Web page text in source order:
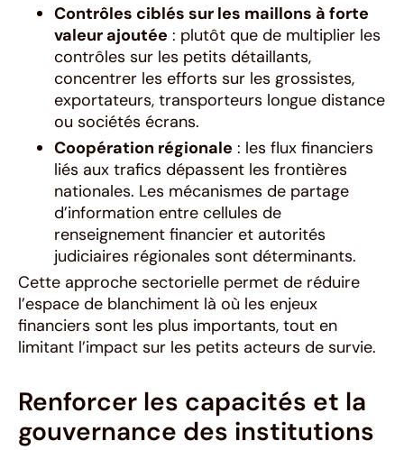
Contrôles ciblés sur les maillons à forte
valeur ajoutée : plutôt que de multiplier les
contrôles sur les petits détaillants,
concentrer les efforts sur les grossistes,
exportateurs, transporteurs longue distance
ou sociétés écrans.
Coopération régionale : les flux financiers
liés aux trafics dépassent les frontières
nationales. Les mécanismes de partage
d’information entre cellules de
renseignement financier et autorités
judiciaires régionales sont déterminants.
Cette approche sectorielle permet de réduire
l’espace de blanchiment là où les enjeux
financiers sont les plus importants, tout en
limitant l’impact sur les petits acteurs de survie.
Renforcer les capacités et la
gouvernance des institutions